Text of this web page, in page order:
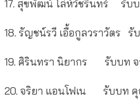
17. สุขพัฒน์ โล่ห์วัชรินทร์ รับ
18. รัญชน์รวี เอื้อกูลวราวัตร รั
19. ศิรินทรา นิยากร รับบท จ
20. จริยา แอนโฟเน รับบท